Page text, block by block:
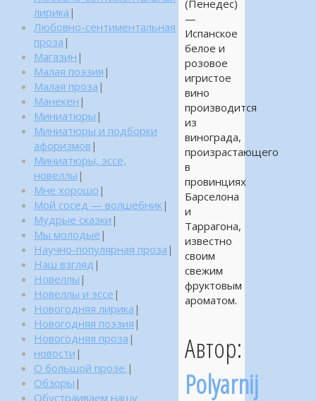
(Пенедес)
—
Испанское
белое и
розовое
игристое
вино
производится
из
винограда,
произрастающего
в
провинциях
Барселона
и
Таррагона,
известно
своим
свежим
фруктовым
ароматом.
Автор:
Polyarnij
лирика |
Любовно-сентиментальная
проза |
Магазин |
Малая поэзия |
Малая проза |
Манекен |
Миниатюры |
Миниатюры и подборки
афоризмов |
Миниатюры, эссе,
новеллы |
Мне хорошо |
Мой сосед — волшебник|
Мудрые сказки |
Мы молодые |
Научно-популярная проза |
Наш взгляд |
Новеллы |
Новеллы и эссе |
Новогодняя лирика |
Новогодняя поэзия |
Новогодняя проза |
новости |
О большой прозе. |
Обзоры |
Обустраиваем нашу